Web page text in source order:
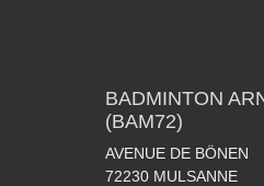
BADMINTON
(BAM72)
AVENUE DE BÖNEN
72230 MULSANNE